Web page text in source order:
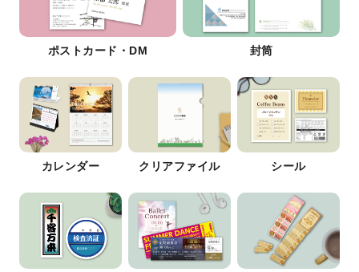
ポストカード・DM 封筒
カレンダー クリアファイル シール